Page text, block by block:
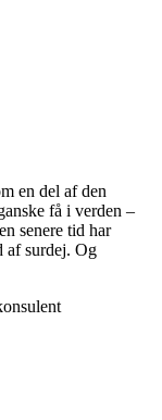
en del af den
få i verden –
senere tid har
af surdej. Og